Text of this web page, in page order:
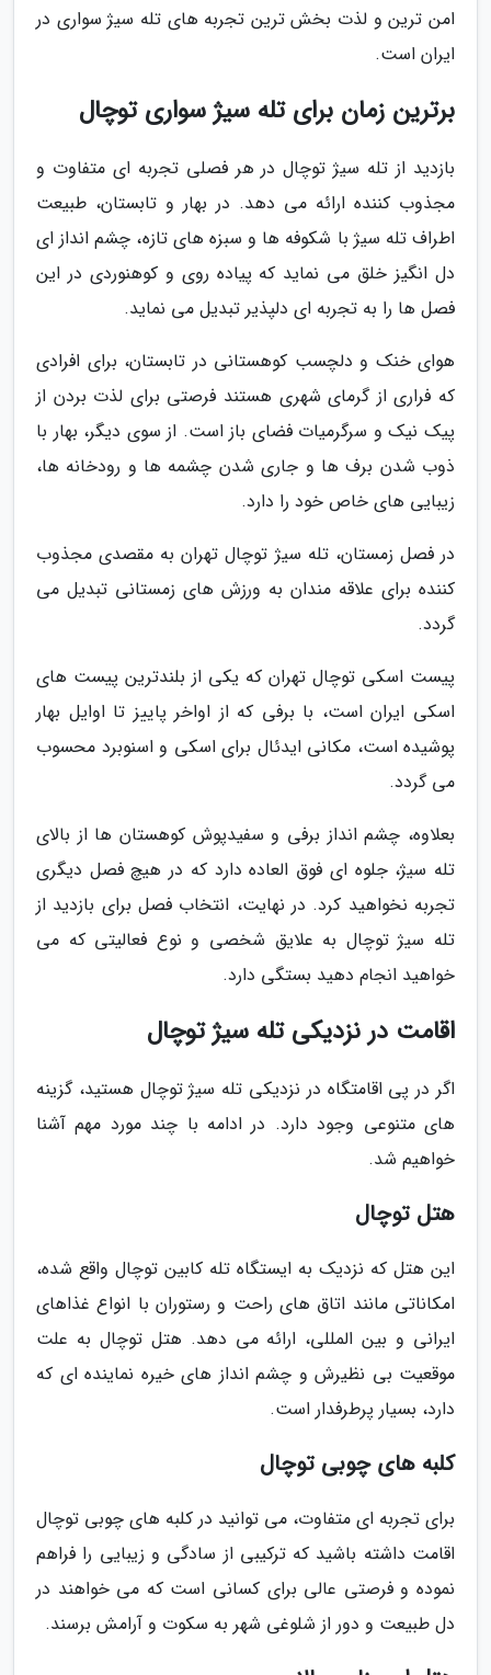
امن ترین و لذت بخش ترین تجربه های تله سیژ سواری در
ایران است.
برترین زمان برای تله سیژ سواری توچال
بازدید از تله سیژ توچال در هر فصلی تجربه ای متفاوت و
مجذوب کننده ارائه می دهد. در بهار و تابستان، طبیعت
اطراف تله سیژ با شکوفه ها و سبزه های تازه، چشم انداز ای
دل انگیز خلق می نماید که پیاده روی و کوهنوردی در این
فصل ها را به تجربه ای دلپذیر تبدیل می نماید.
هوای خنک و دلچسب کوهستانی در تابستان، برای افرادی
که فراری از گرمای شهری هستند فرصتی برای لذت بردن از
پیک نیک و سرگرمیات فضای باز است. از سوی دیگر، بهار با
ذوب شدن برف ها و جاری شدن چشمه ها و رودخانه ها،
زیبایی های خاص خود را دارد.
در فصل زمستان، تله سیژ توچال تهران به مقصدی مجذوب
کننده برای علاقه مندان به ورزش های زمستانی تبدیل می
گردد.
پیست اسکی توچال تهران که یکی از بلندترین پیست های
اسکی ایران است، با برفی که از اواخر پاییز تا اوایل بهار
پوشیده است، مکانی ایدئال برای اسکی و اسنوبرد محسوب
می گردد.
بعلاوه، چشم انداز برفی و سفیدپوش کوهستان ها از بالای
تله سیژ، جلوه ای فوق العاده دارد که در هیچ فصل دیگری
تجربه نخواهید کرد. در نهایت، انتخاب فصل برای بازدید از
تله سیژ توچال به علایق شخصی و نوع فعالیتی که می
خواهید انجام دهید بستگی دارد.
اقامت در نزدیکی تله سیژ توچال
اگر در پی اقامتگاه در نزدیکی تله سیژ توچال هستید، گزینه
های متنوعی وجود دارد. در ادامه با چند مورد مهم آشنا
خواهیم شد.
هتل توچال
این هتل که نزدیک به ایستگاه تله کابین توچال واقع شده،
امکاناتی مانند اتاق های راحت و رستوران با انواع غذاهای
ایرانی و بین المللی، ارائه می دهد. هتل توچال به علت
موقعیت بی نظیرش و چشم انداز های خیره نماینده ای که
دارد، بسیار پرطرفدار است.
کلبه های چوبی توچال
برای تجربه ای متفاوت، می توانید در کلبه های چوبی توچال
اقامت داشته باشید که ترکیبی از سادگی و زیبایی را فراهم
نموده و فرصتی عالی برای کسانی است که می خواهند در
دل طبیعت و دور از شلوغی شهر به سکوت و آرامش برسند.